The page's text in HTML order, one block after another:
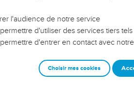
et responsables reviennent sur les
avancer avec plus de sagesse afin que
un ministère, une équipe, un groupe
l'audience de notre service
d'utiliser des services tiers
d'entrer en contact avec
Choisir mes cookies